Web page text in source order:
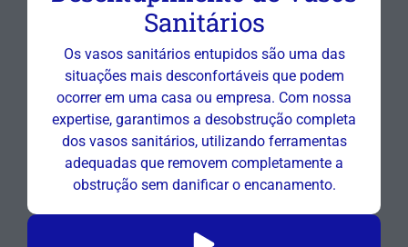
Sanitários
Os vasos sanitários entupidos são uma das
situações mais desconfortáveis que podem
ocorrer em uma casa ou empresa. Com nossa
expertise, garantimos a desobstrução completa
dos vasos sanitários, utilizando ferramentas
adequadas que removem completamente a
obstrução sem danificar o encanamento.